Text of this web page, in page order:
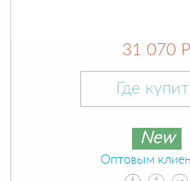
31 070 Р
Где
New
Оптовым